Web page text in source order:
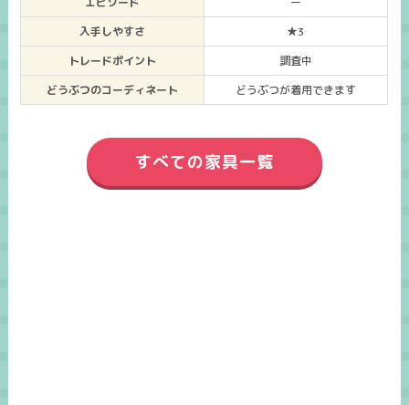
入手しやすさ
★3
トレードポイント
調査中
どうぶつのコーディネート
どうぶつが着用できます
すべての家具一覧